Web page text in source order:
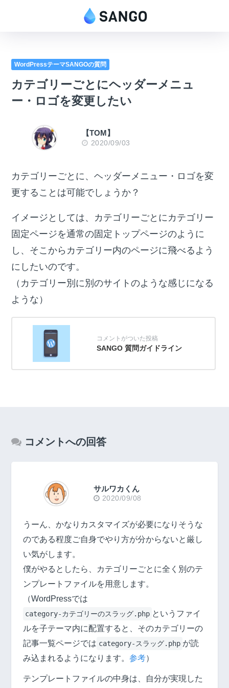
WordPressテーマSANGOの質問
カテゴリーごとにヘッダーメニュ
ー・ロゴを変更したい
【TOM】
2020/09/03
カテゴリーごとに、ヘッダーメニュー・ロゴを変
更することは可能でしょうか？
イメージとしては、カテゴリーごとにカテゴリー
固定ページを通常の固定トップページのように
し、そこからカテゴリー内のページに飛べるよう
にしたいのです。
（カテゴリー別に別のサイトのような感じになる
ような）
SANGO 質問ガイドライン
コメントへの回答
サルワカくん
2020/09/08
うーん、かなりカスタマイズが必要になりそうな
のである程度ご自身でやり方が分からないと厳し
い気がします。
僕がやるとしたら、カテゴリーごとに全く別のテ
ンプレートファイルを用意します。
（WordPressでは
category-カテゴリーのスラッグ.php というファイ
ルを子テーマ内に配置すると、そのカテゴリーの
記事一覧ページでは category-スラッグ.php が読
み込まれるようになります。 参考）
テンプレートファイルの中身は、自分が実現した